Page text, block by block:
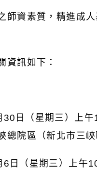
師資素質，精進成
資訊如下：
30 日（星期三）上午
總院區（新北市三
6 日（星期三）上午